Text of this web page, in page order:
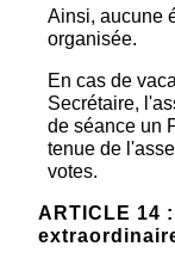
Ainsi, aucune
organisée.
En cas de
Secrétaire,
de séance un
tenue de
votes.
ARTICLE 14